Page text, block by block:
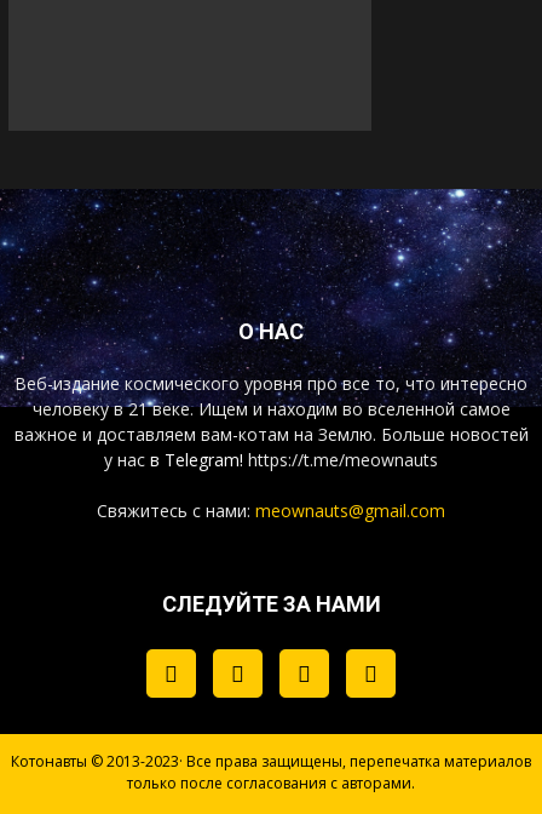
О НАС
Веб-издание космического уровня про все то, что интересно
человеку в 21 веке. Ищем и находим во вселенной самое
важное и доставляем вам-котам на Землю. Больше новостей
у нас в Telegram! https://t.me/meownauts
Свяжитесь с нами: meownauts@gmail.com
СЛЕДУЙТЕ ЗА НАМИ
Котонавты © 2013-2023· Все права защищены, перепечатка материалов
только после согласования с авторами.